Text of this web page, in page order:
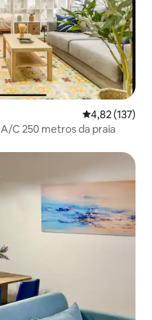
4,82 de uma
4,82 (137)
Praia ensolarada de Cabanyal A/C 250 metros da praia